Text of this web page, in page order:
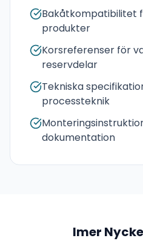
Bakåtkompatibilitet
produkter
Korsreferenser för
reservdelar
Tekniska
processteknik
dokumentation
Imer